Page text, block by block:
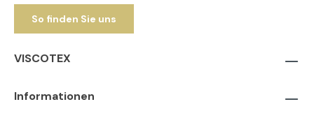
So finden Sie uns
VISCOTEX
Informationen